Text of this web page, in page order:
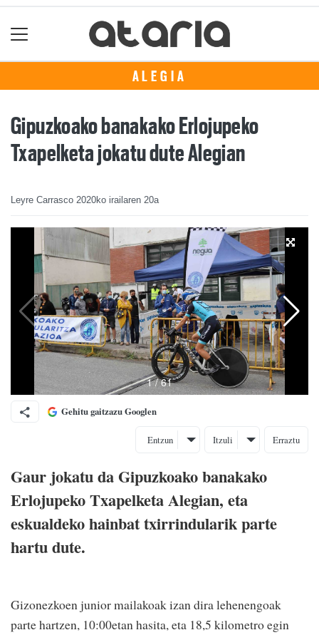
ALEGIA
Gipuzkoako banakako Erlojupeko
Txapelketa jokatu dute Alegian
Leyre Carrasco 2020ko irailaren 20a
Gehitu gaitzazu Googlen
Entzun Itzuli Erraztu
Gaur jokatu da Gipuzkoako banakako
Erlojupeko Txapelketa Alegian, eta
eskualdeko hainbat txirrindularik parte
hartu dute.
Gizonezkoen junior mailakoak izan dira lehenengoak
parte hartzen, 10:00etan hasita, eta 18,5 kilometro egin